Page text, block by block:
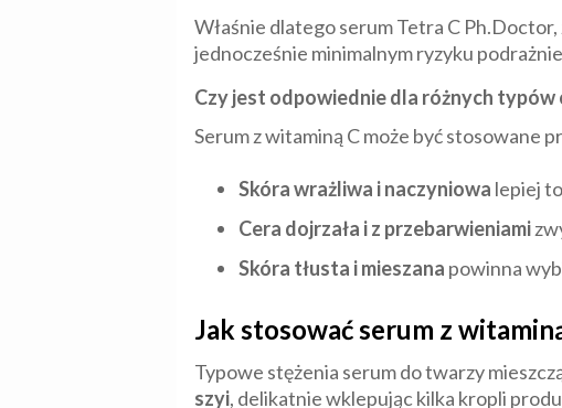
Właśnie dlatego serum Tetra C
jednocześnie minimalnym ryzyku
Czy jest odpowiednie dla różnych typów
Serum z witaminą C może być stosowane
Skórawrażliwa i naczyniowa lepiej
Cera dojrzała i z przebarwieniami
Skóra tłusta i mieszana powinna
Jak stosować serum z
Typowe stężenia serum do twarzy
szyi, delikatnie wklepując kilka kropli